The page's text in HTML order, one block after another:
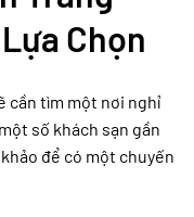
Chọn
cần tìm một nơi nghỉ
số khách sạn gần
để có một chuyến